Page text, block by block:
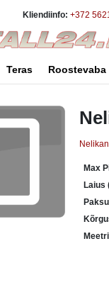
Kliendiinfo: +372
Teras Roostevaba
Max
Laius